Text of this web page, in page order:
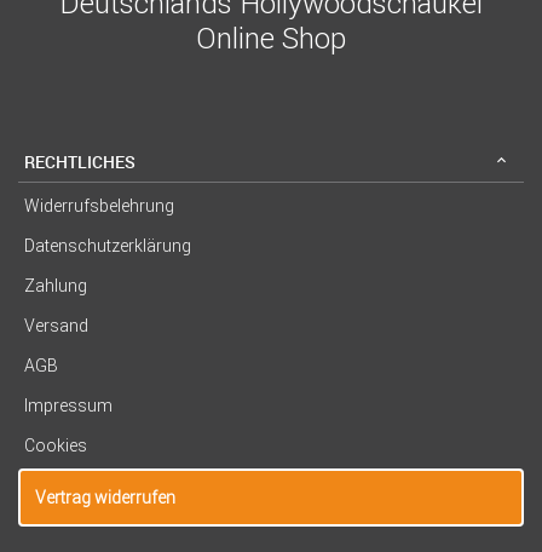
Online Shop
RECHTLICHES
Widerrufsbelehrung
Datenschutzerklärung
Zahlung
Versand
AGB
Impressum
Cookies
Vertrag widerrufen